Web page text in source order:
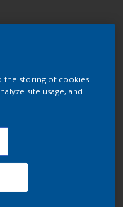
cette couleur
the storing of cookies
site usage, and